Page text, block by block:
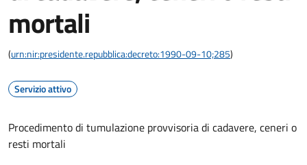
mortali
(urn:nir:presidente.repubblica:decreto:1990-09-10;285)
Servizio attivo
Procedimento di tumulazione provvisoria di cadavere, ceneri o
resti mortali